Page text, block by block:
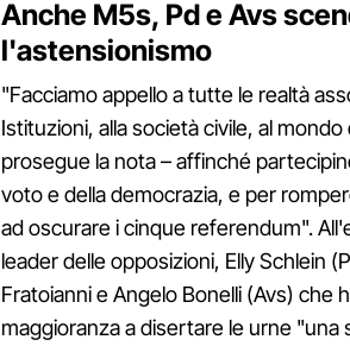
Anche M5s, Pd e Avs
l'astensionismo
"Facciamo appello a tutte le realtà
Istituzioni, alla società civile, al
prosegue la nota – affinché
voto e della democrazia, e per
ad oscurare i cinque referendum".
leader delle opposizioni, Elly Schlein
Fratoianni e Angelo Bonelli (Avs) che
maggioranza a disertare le urne